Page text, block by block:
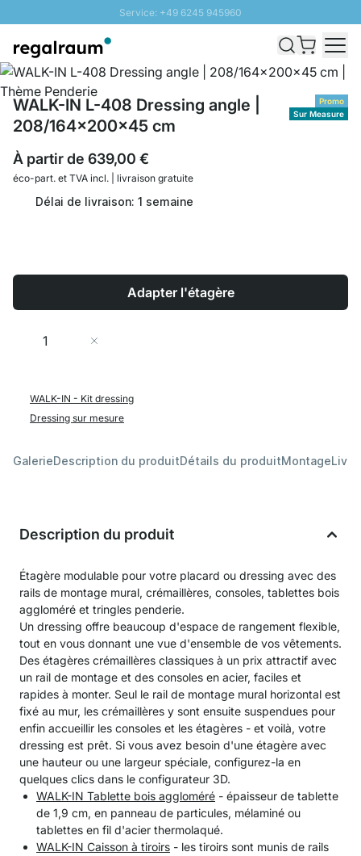
Service: +49 6245 945960
Livraison rapide - Livraison gratuite dès 100€
Retour 100 jours
PROMO SOLEIL: Jusqu'à 20% de remise
Promo
Sur Measure
WALK-IN L-408 Dressing angle |
208/164x200x45 cm
À partir de 639,00 €
éco-part. et TVA incl. | livraison gratuite
Délai de livraison: 1 semaine
Adapter l'étagère
Quantité
WALK-IN - Kit dressing
Dressing sur mesure
GalerieDescription du produitDétails du produitMontage
Description du produit
Étagère modulable pour votre placard ou dressing avec des
rails de montage mural, crémaillères, consoles, tablettes bois
aggloméré et tringles penderie.
Un dressing offre beaucoup d'espace de rangement flexible,
tout en vous donnant une vue d'ensemble de vos vêtements.
Des étagères crémaillères classiques à un prix attractif avec
un rail de montage et des consoles en acier, faciles et
rapides à monter. Seul le rail de montage mural horizontal est
fixé au mur, les crémaillères y sont ensuite suspendues pour
enfin accueillir les consoles et les étagères - et voilà, votre
dressing est prêt. Si vous avez besoin d'une étagère avec
une hauteur ou une largeur spéciale, configurez-la en
quelques clics dans le configurateur 3D.
WALK-IN Tablette bois aggloméré - épaisseur de tablette
de 1,9 cm, en panneau de particules, mélaminé ou
tablettes en fil d'acier thermolaqué.
WALK-IN Caisson à tiroirs - les tiroirs sont munis de rails